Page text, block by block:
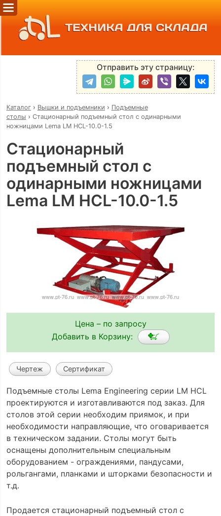
ТЕХНИКА ДЛЯ СКЛАДА
Отправить эту страницу:
Каталог› Вышки и подъемники › Подъемные
столы › Стационарный подъемный стол с одинарными
ножницами Lema LM HCL-10.0-1.5
Стационарный
подъемный стол с
одинарными ножницами
Lema LM HCL-10.0-1.5
Цена – по запросу
Добавить в Корзину:
Чертеж Сертификат
Подъемные столы Lema Engineering серии LM HCL
проектируются и изготавливаются под заказ. Для
столов этой серии необходим приямок, и при
необходимости направляющие, что оговаривается
в техническом задании. Столы могут быть
оснащены дополнительным специальным
оборудованием - ограждениями, пандусами,
рольгангами, планками и шторками безопасности и
т.д.
Продается стационарный подъемный стол с